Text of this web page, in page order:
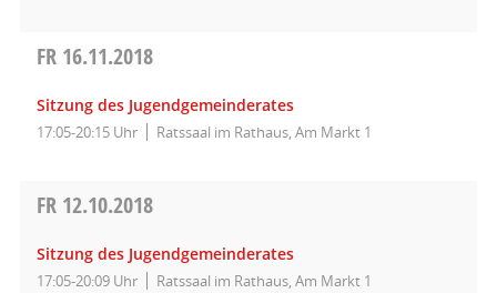
FR 16.11.2018
Sitzung des Jugendgemeinderates
17:05-20:15 Uhr Ratssaal im Rathaus, Am Markt 1
FR 12.10.2018
Sitzung des Jugendgemeinderates
17:05-20:09 Uhr Ratssaal im Rathaus, Am Markt 1